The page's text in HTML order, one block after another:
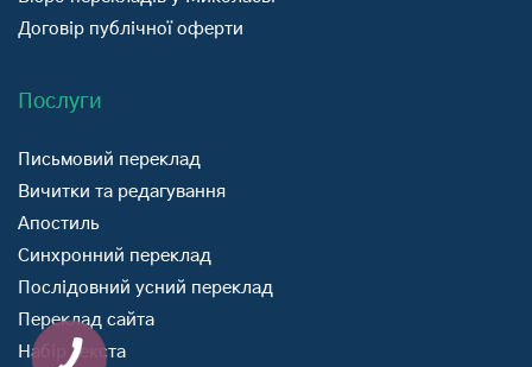
Договір публічної оферти
Послуги
Письмовий переклад
Вичитки та редагування
Апостиль
Синхронний переклад
Послідовний усний переклад
Переклад сайта
Набір текста